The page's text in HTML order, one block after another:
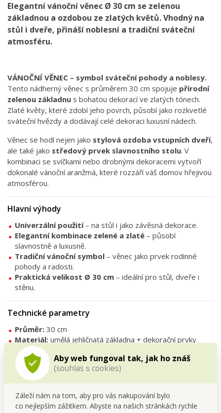
Aby web fungoval tak, jak ho znáš
(souhlas s cookies)
Záleží nám na tom, aby pro vás nakupování bylo
co nejlepším zážitkem. Abyste na našich stránkách rychle
Elegantní vánoční věnec Ø 30 cm se zelenou
základnou a ozdobou ze zlatých květů. Vhodný na
stůl i dveře, přináší noblesní a tradiční sváteční
atmosféru.
VÁNOČNÍ VĚNEC – symbol sváteční pohody a noblesy.
Tento nádherný věnec s průměrem 30 cm spojuje přírodní
zelenou základnu s bohatou dekorací ve zlatých tónech.
Zlaté květy, které zdobí jeho povrch, působí jako rozkvetlé
sváteční hvězdy a dodávají celé dekoraci luxusní nádech.
Věnec se hodí nejen jako stylová ozdoba vstupních dveří,
ale také jako středový prvek slavnostního stolu. V
kombinaci se svíčkami nebo drobnými dekoracemi vytvoří
dokonalé vánoční aranžmá, které rozzáří váš domov hřejivou
atmosférou.
Hlavní výhody
Univerzální použití– na stůl i jako závěsná dekorace.
Elegantní kombinace zelené a zlaté – působí
slavnostně a luxusně.
Tradiční vánoční symbol – věnec jako prvek rodinné
pohody a radosti.
Praktická velikost Ø 30 cm – ideální pro stůl, dveře i
stěnu.
Technické parametry
Průměr: 30 cm
Materiál: umělá jehličnatá základna + dekorační prvky
Barevnost:
Použití: dekorace na dveře, stůl, stěnu či do aranžmá
Tipy na použití
Zavěste věnec na vstupní dveře jakoprvní pozdrav